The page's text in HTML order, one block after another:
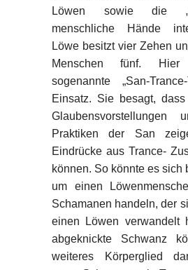
Löwen sowie die
menschliche Hände
Löwe besitzt vier Zehen
Menschen fünf.
sogenannte „San-
Einsatz. Sie besagt,
Glaubensvorstellungen
Praktiken der San
Eindrücke aus Trance-
können. So könnte es sich
um einen
Schamanen handeln, der
einen Löwen verwandelt
abgeknickte Schwanz
weiteres Körperglied